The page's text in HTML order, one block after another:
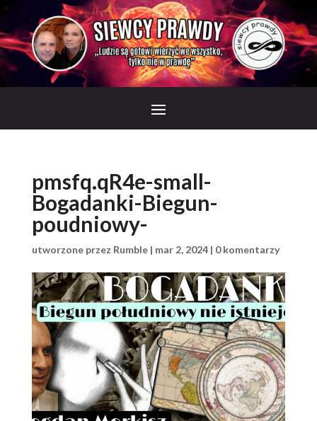
pmsfq.qR4e-small-
Bogadanki-Biegun-
poudniowy-
utworzone przez Rumble| mar 2, 2024| 0 komentarzy